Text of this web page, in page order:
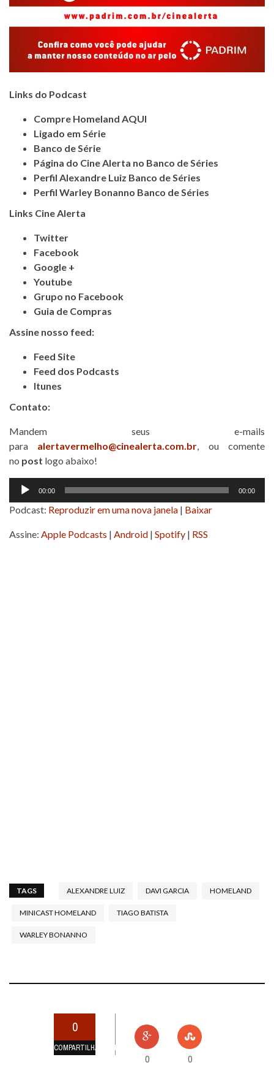
Links do Podcast
Compre Homeland AQUI
Ligado em Série
Banco de Série
Página do Cine Alerta no Banco de Séries
Perfil Alexandre Luiz Banco de Séries
Perfil Warley Bonanno Banco de Séries
Links Cine Alerta
Twitter
Facebook
Google +
Youtube
Grupo no Facebook
Guia de Compras
Assine nosso feed:
Feed Site
Feed dos Podcasts
Itunes
Contato:
Mandem seus e-mails
para alertavermelho@cinealerta.com.br , ou comente
no post logo abaixo!
Tocador
áudio
00:00 00:00
Podcast: Reproduzir em uma nova janela | Baixar
Assine: Apple Podcasts | Android | Spotify | RSS
TAGS ALEXANDRE LUIZ DAVI GARCIA HOMELAND
MINICAST HOMELAND TIAGO BATISTA
WARLEY BONANNO
0
COMPARTILHAMENTOS
0 0